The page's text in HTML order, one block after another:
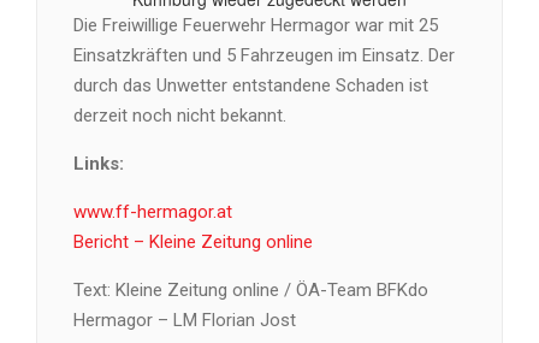
Die Freiwillige Feuerwehr Hermagor war mit 25
Einsatzkräften und 5 Fahrzeugen im Einsatz. Der
durch das Unwetter entstandene Schaden ist
derzeit noch nicht bekannt.
Links:
www.ff-hermagor.at
Bericht – Kleine Zeitung online
Text: Kleine Zeitung online / ÖA-Team BFKdo
Hermagor – LM Florian Jost